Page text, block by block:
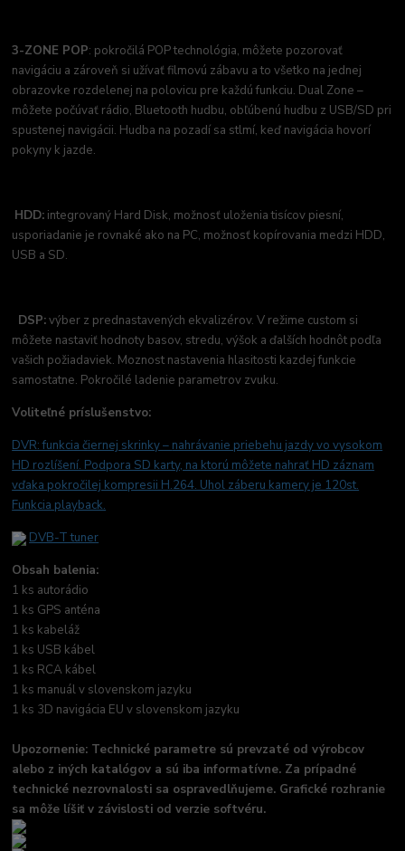
3-ZONE POP: pokročilá POP technológia, môžete pozorovať
navigáciu a zároveň si užívať filmovú zábavu a to všetko na jednej
obrazovke rozdelenej na polovicu pre každú funkciu. Dual Zone –
môžete počúvať rádio, Bluetooth hudbu, obľúbenú hudbu z USB/SD pri
spustenej navigácii. Hudba na pozadí sa stlmí, keď navigácia hovorí
pokyny k jazde.
HDD: integrovaný Hard Disk, možnosť uloženia tisícov piesní,
usporiadanie je rovnaké ako na PC, možnosť kopírovania medzi HDD,
USB a SD.
DSP:výber z prednastavených ekvalizérov. V režime custom si
môžete nastaviť hodnoty basov, stredu, výšok a ďalších hodnôt podľa
vašich požiadaviek. Moznost nastavenia hlasitosti kazdej funkcie
samostatne. Pokročilé ladenie parametrov zvuku.
Voliteľné príslušenstvo:
DVR: funkcia čiernej skrinky – nahrávanie priebehu jazdy vo vysokom
HD rozlíšení. Podpora SD karty, na ktorú môžete nahrať HD záznam
vďaka pokročilej kompresii H.264. Uhol záberu kamery je 120st.
Funkcia playback.
DVB-T tuner
Obsah balenia:
1 ks autorádio
1 ks GPS anténa
1 ks kabeláž
1 ks USB kábel
1 ks RCA kábel
1 ks manuál v slovenskom jazyku
1 ks 3D navigácia EU v slovenskom jazyku
Upozornenie: Technické parametre sú prevzaté od výrobcov
alebo z iných katalógov a sú iba informatívne. Za prípadné
technické nezrovnalosti sa ospravedlňujeme. Grafické rozhranie
sa môže líšiť v závislosti od verzie softvéru.